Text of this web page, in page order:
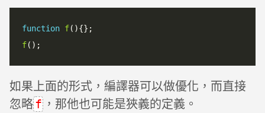
function f
f
如果上面的形式，編譯器可以做優化，而直接
忽略f ，那他也可能是狹義的定義。